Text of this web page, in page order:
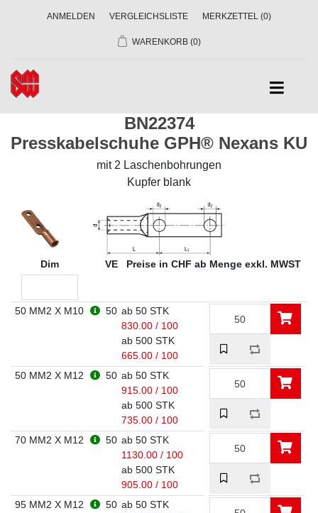
ANMELDEN VERGLEICHSLISTE MERKZETTEL (0)
WARENKORB (0)
BN22374
Presskabelschuhe GPH® Nexans KU
mit 2 Laschenbohrungen
Kupfer blank
Dim VE Preise in CHF ab Menge exkl. MWST
50 MM2 X M10 50 ab 50 STK
830.00 / 100
ab 500 STK
665.00 / 100
50 MM2 X M12
50 ab 50 STK
915.00 / 100
ab 500 STK
735.00 / 100
70 MM2 X M12
50 ab 50 STK
1130.00 / 100
ab 500 STK
905.00 / 100
95 MM2 X M12
50 ab 50 STK